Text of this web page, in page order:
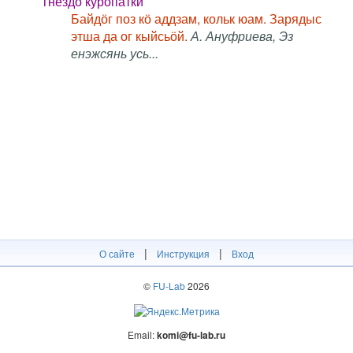
Байдӧг поз кӧ аддзам, кольк юам. Зарядыс
этша да ог кыйсьӧй.А. Ануфриева, Эз
енэжсянь усь...
О сайте | Инструкция | Вход
© FU-Lab2026
Email:komi@fu-lab.ru